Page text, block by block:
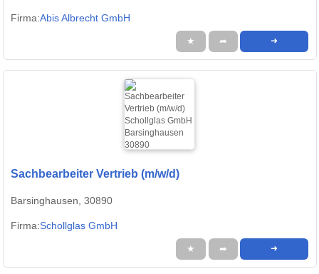
Firma:Abis Albrecht GmbH
★ ➦ ➜
Sachbearbeiter Vertrieb (m/w/d)
Barsinghausen, 30890
Firma:Schollglas GmbH
★ ➦ ➜